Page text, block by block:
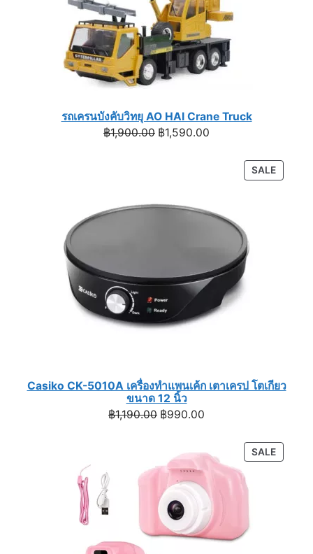
รถเครนบังคับวิทยุ AO HAI Crane Truck
฿1,900.00 Original
฿1,590.00
฿1,590.00.
SALE
ON
Casiko CK-5010A เครื่องทำแพนเค้ก เตาเครป โตเกียว
ขนาด 12 นิ้ว
฿1,190.00 Original
฿1,190.00.
฿990.00
฿990.00.
SALE
ON